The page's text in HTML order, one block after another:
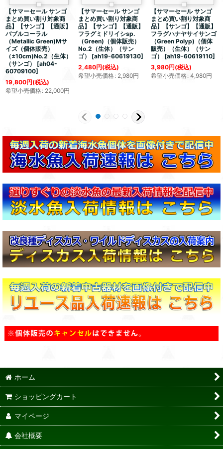
【サマーセール サンゴ
まとめ買い割り対象商
品】【サンゴ】【通販】
バブルコーラル
（Metallic Green)Mサ
イズ（個体販売）
（±10cm)No.2（生体）
（サンゴ）
[ah04-
60709100]
19,800円(税込)
希望小売価格: 22,000円
【サマーセール サンゴ
まとめ買い割り対象商
品】【サンゴ】【通販】
フラグミドリイシsp.
（Green)（個体販売）
No.2（生体）（サン
ゴ）
[ah19-60619130]
2,480円(税込)
希望小売価格: 2,980円
【サマーセール サンゴ
まとめ買い割り対象商
品】【サンゴ】【通販】
フラグハナヤサイサンゴ
（Green Polyp)（個体
販売）（生体）（サン
ゴ）
[ah19-60619110]
3,980円(税込)
希望小売価格 : 4,980円
ホーム
ショッピングカート
マイページ
会社概要